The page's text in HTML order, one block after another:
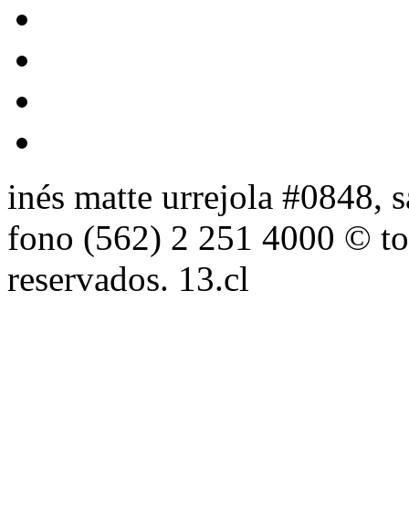
inés matte urrejola #0848,
fono (562) 2 251 4000 ©
reservados. 13.cl